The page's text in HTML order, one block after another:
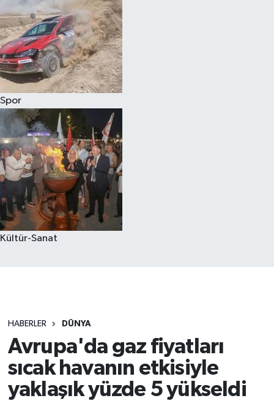
Spor
Kültür-Sanat
HABERLER DÜNYA
Avrupa'da gaz fiyatları
sıcak havanın etkisiyle
yaklaşık yüzde 5 yükseldi